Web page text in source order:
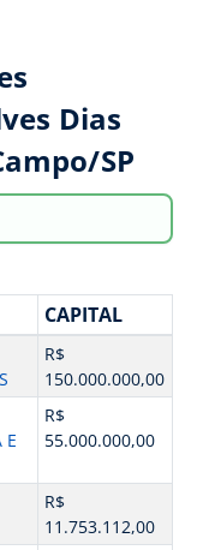
Dias
SP
CAPITAL
R$
150.000.000,00
E
R$
55.000.000,00
R$
11.753.112,00